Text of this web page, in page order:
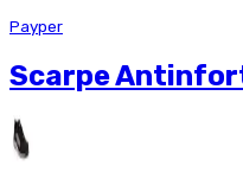
Payper
Scarpe